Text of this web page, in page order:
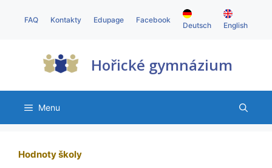
FAQ Kontakty Edupage Facebook
Deutsch English
Hořické gymnázium
Menu
Hodnoty školy